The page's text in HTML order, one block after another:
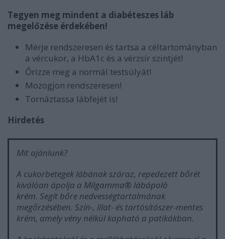
Tegyen meg mindent a diabéteszes láb
megelőzése érdekében!
Mérje rendszeresen és tartsa a céltartományban
a vércukor, a HbA1c és a vérzsír szintjét!
Őrizze meg a normál testsúlyát!
Mozogjon rendszeresen!
Tornáztassa lábfejét is!
Hirdetés
Mit ajánlunk?
A cukorbetegek lábának száraz, repedezett bőrét
kiválóan ápolja a Milgamma® lábápoló
krém. Segít bőre nedvességtartalmának
megőrzésében. Szín-, illat- és tartósítószer-mentes
krém, amely vény nélkül kapható a patikákban.